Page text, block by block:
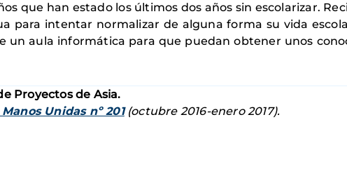
que han estado los últimos dos años sin escolarizar.
para intentar normalizar de alguna forma su vida
un aula informática para que puedan obtener unos
Proyectos de Asia.
Unidas nº 201(octubre 2016-enero 2017).